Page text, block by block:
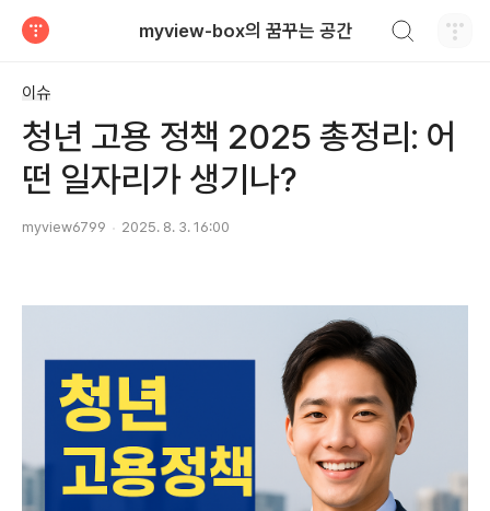
myview-box의 꿈꾸는 공간
이슈
청년 고용 정책 2025 총정리: 어
떤 일자리가 생기나?
myview6799 2025. 8. 3. 16:00